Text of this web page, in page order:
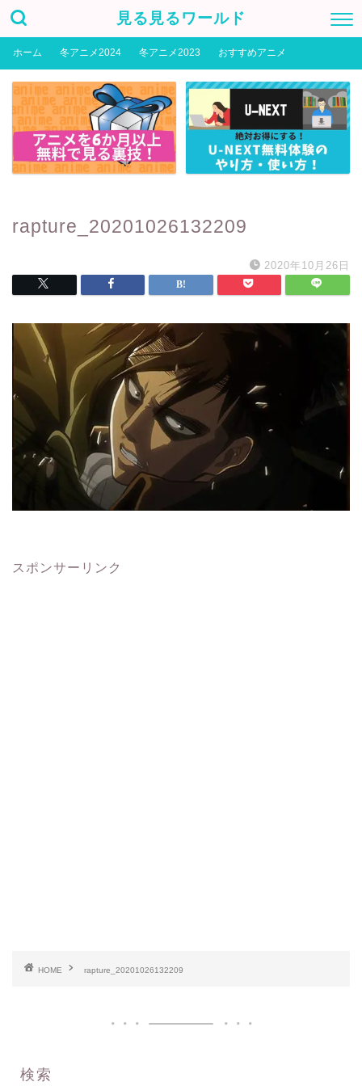
見る見るワールド
ホーム 冬アニメ2024 冬アニメ2023 おすすめアニメ
rapture_20201026132209
2020年10月26日
スポンサーリンク
HOME rapture_20201026132209
検索